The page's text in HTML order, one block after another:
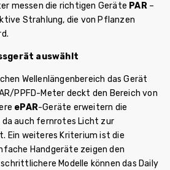
messen die richtigen Geräte PAR–
Strahlung, die von Pflanzen
auswählt
Wellenlängenbereich das Gerät
PPFD-Meter deckt den Bereich von
ePAR-Geräte erweitern die
da auch fernrotes Licht zur
Ein weiteres Kriterium ist die
Handgeräte zeigen den
Modelle können das Daily